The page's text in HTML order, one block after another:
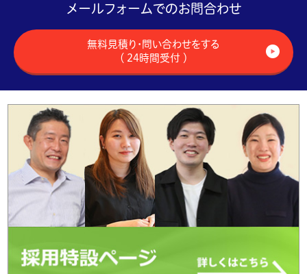
メールフォームでのお問合わせ
無料見積り・問い合わせをする
（ 24時間受付 ）